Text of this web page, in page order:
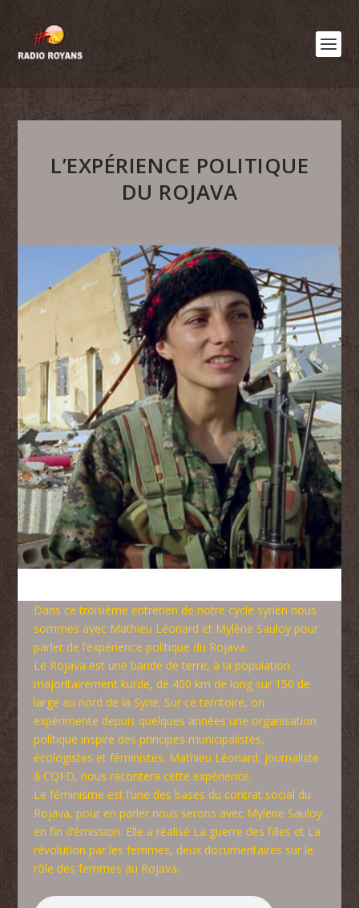
L’EXPÉRIENCE POLITIQUE
DU ROJAVA
Dans ce troisième entretien de notre cycle syrien nous
sommes avec Mathieu Léonard et Mylène Sauloy pour
parler de l’expérience politique du Rojava.
Le Rojava est une bande de terre, à la population
majoritairement kurde, de 400 km de long sur 150 de
large au nord de la Syrie. Sur ce territoire, on
expérimente depuis quelques années une organisation
politique inspiré des principes municipalistes,
écologistes et féministes. Mathieu Léonard, journaliste
à CQFD, nous racontera cette expérience.
Le féminisme est l’une des bases du contrat social du
Rojava, pour en parler nous serons avec Mylene Sauloy
en fin d’émission. Elle a réalisé La guerre des filles et La
révolution par les femmes, deux documentaires sur le
rôle des femmes au Rojava.